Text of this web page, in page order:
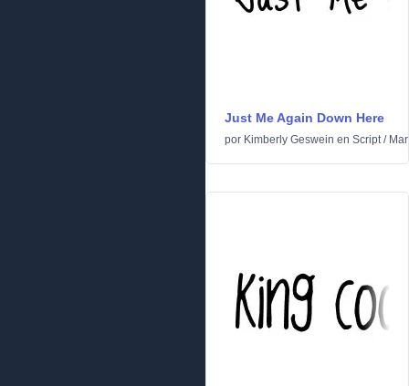
Just Me Again Down Here
por Kimberly Geswein en Script/